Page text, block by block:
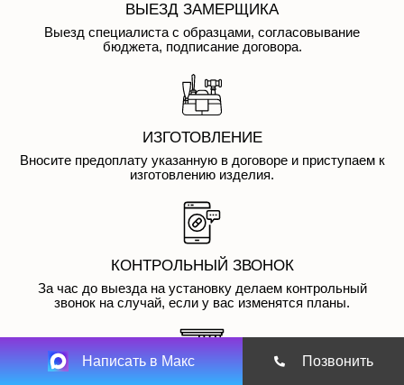
ВЫЕЗД ЗАМЕРЩИКА
Выезд специалиста с образцами, согласовывание
бюджета, подписание договора.
ИЗГОТОВЛЕНИЕ
Вносите предоплату указанную в договоре и приступаем к
изготовлению изделия.
КОНТРОЛЬНЫЙ ЗВОНОК
За час до выезда на установку делаем контрольный
звонок на случай, если у вас изменятся планы.
Написать в Макс Позвонить